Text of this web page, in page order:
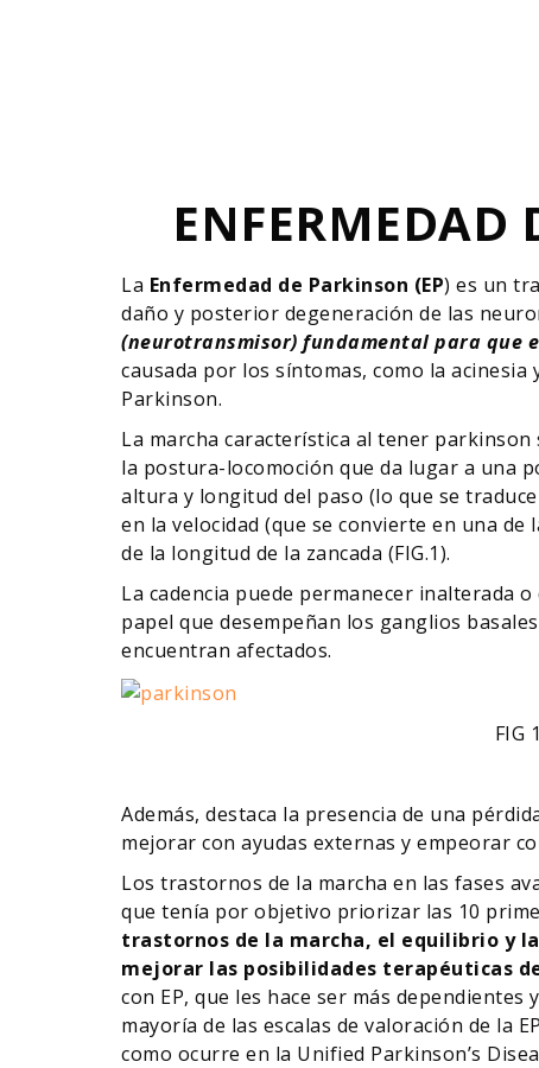
ENFERMEDAD
La Enfermedad de Parkinson (EP) es un
daño y posterior degeneración de las
(neurotransmisor) fundamental para que
causada por los síntomas, como la
Parkinson.
La marcha característica al tener
la postura-locomoción que da lugar a una
altura y longitud del paso (lo que se
en la velocidad (que se convierte en una
de la longitud de la zancada (FIG.1).
La cadencia puede permanecer inalterada
papel que desempeñan los ganglios
encuentran afectados.
FIG 1.
Además, destaca la presencia de una
mejorar con ayudas externas y empeorar
Los trastornos de la marcha en las fases
que tenía por objetivo priorizar las 10
trastornos de la marcha, el equilibrio y
mejorar las posibilidades terapéuticas de
con EP, que les hace ser más
mayoría de las escalas de valoración de la
como ocurre en la Unified Parkinson’s